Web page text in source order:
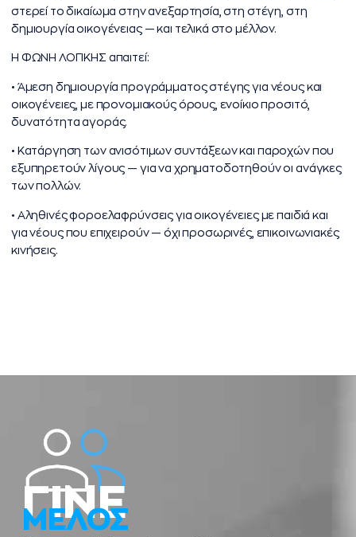
στερεί το δικαίωμα στην ανεξαρτησία, στη στέγη, στη
δημιουργία οικογένειας — και τελικά στο μέλλον.
Η ΦΩΝΗ ΛΟΓΙΚΗΣ απαιτεί:
• Άμεση δημιουργία προγράμματος στέγης για νέους και
οικογένειες, με προνομιακούς όρους, ενοίκιο προσιτό,
δυνατότητα αγοράς.
• Κατάργηση των ανισότιμων συντάξεων και παροχών που
εξυπηρετούν λίγους — για να χρηματοδοτηθούν οι ανάγκες
των πολλών.
• Αληθινές φοροελαφρύνσεις για οικογένειες με παιδιά και
για νέους που επιχειρούν — όχι προσωρινές, επικοινωνιακές
κινήσεις.
ΓΙΝΕ
ΜΕΛΟΣ